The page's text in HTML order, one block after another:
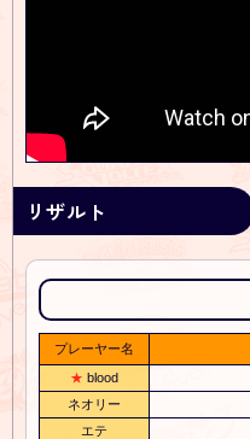
リザルト
プレーヤー名
blood
ネオリー
エテ